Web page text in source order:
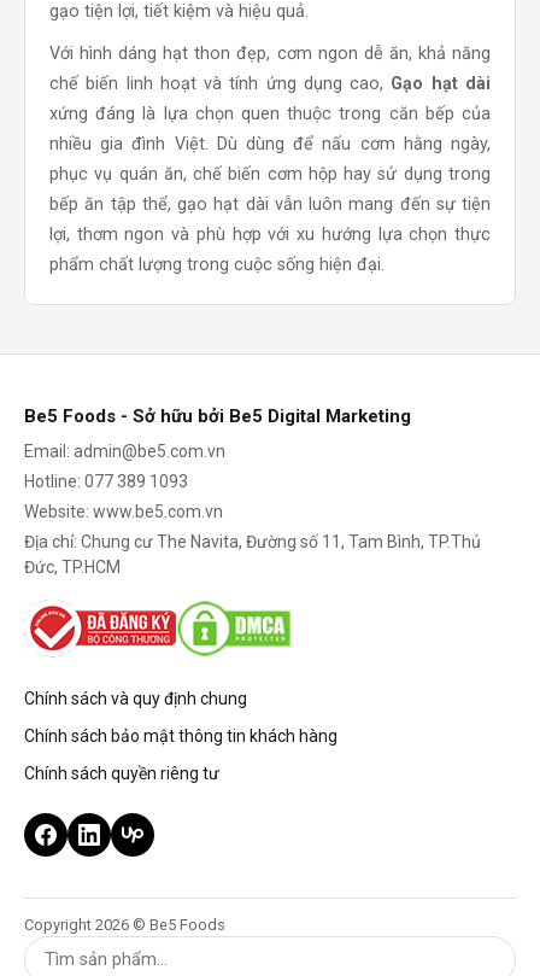
gạo tiện lợi, tiết kiệm và hiệu quả.
Với hình dáng hạt thon đẹp, cơm ngon dễ ăn, khả năng
chế biến linh hoạt và tính ứng dụng cao, Gạo hạt dài
xứng đáng là lựa chọn quen thuộc trong căn bếp của
nhiều gia đình Việt. Dù dùng để nấu cơm hằng ngày,
phục vụ quán ăn, chế biến cơm hộp hay sử dụng trong
bếp ăn tập thể, gạo hạt dài vẫn luôn mang đến sự tiện
lợi, thơm ngon và phù hợp với xu hướng lựa chọn thực
phẩm chất lượng trong cuộc sống hiện đại.
Be5 Foods - Sở hữu bởi Be5 Digital Marketing
Email: admin@be5.com.vn
Hotline: 077 389 1093
Website: www.be5.com.vn
Địa chỉ: Chung cư The Navita, Đường số 11, Tam Bình, TP.Thủ
Đức, TP.HCM
Chính sách và quy định chung
Chính sách bảo mật thông tin khách hàng
Chính sách quyền riêng tư
Copyright 2026 © Be5 Foods